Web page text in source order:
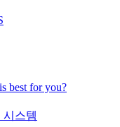
best for you?
시스템